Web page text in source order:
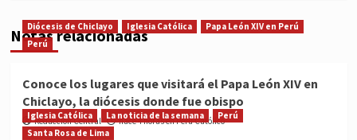
Notas relacionadas
Diócesis de Chiclayo Iglesia Católica
Papa León XIV en Perú
Perú
Conoce los lugares que visitará el Papa León XIV en
Chiclayo, la diócesis donde fue obispo
Redacción Central hace 4 horas en Perú Católico
Iglesia Católica La noticia de la semana
Perú
Santa Rosa de Lima